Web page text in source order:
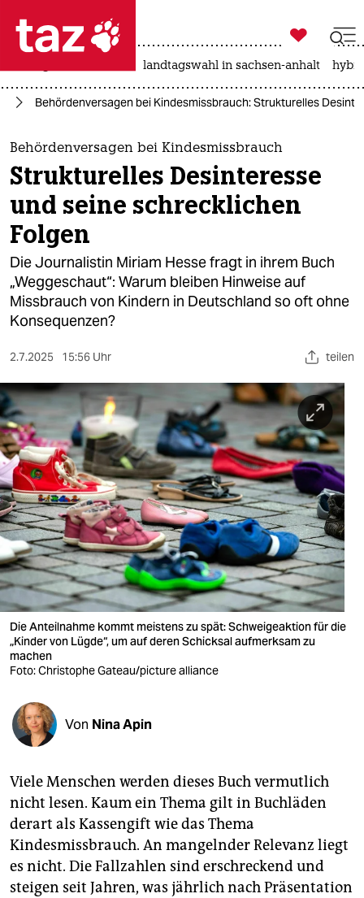
 taz zahl ich
taz zahl ich
themen
politik
öko
gesellschaft
kultur
sport
berlin
nord
wahrheit
verlag
verlag
veranstaltungen
shop
fragen & hilfe
unterstützen
abo
genossenschaft
epaper login

taz zahl ich
landtagswahl in sachsen-anhalt
Behördenversagen bei Kindesmissbrauch: Strukturelles
Behördenversagen bei Kindesmissbrauch
Strukturelles Desinteresse
und seine schrecklichen
Folgen
Die Journalistin Miriam Hesse fragt in ihrem Buch
„Weggeschaut“: Warum bleiben Hinweise auf
Missbrauch von Kindern in Deutschland so oft ohne
Konsequenzen?
2.7.2025 15:56 Uhr teilen
Die Anteilnahme kommt meistens zu spät: Schweigeaktion für die
„Kinder von Lügde“, um auf deren Schicksal aufmerksam zu
machen
Foto: Christophe Gateau/picture alliance
Von Nina Apin
Viele Menschen werden dieses Buch vermutlich
nicht lesen. Kaum ein Thema gilt in Buchläden
derart als Kassengift wie das Thema
Kindesmissbrauch. An mangelnder Relevanz liegt
es nicht. Die Fallzahlen sind erschreckend und
steigen seit Jahren, was jährlich nach Präsentation